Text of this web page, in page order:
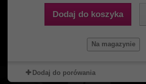
Dodaj do koszyka
Na magazynie
Dodaj do porówania